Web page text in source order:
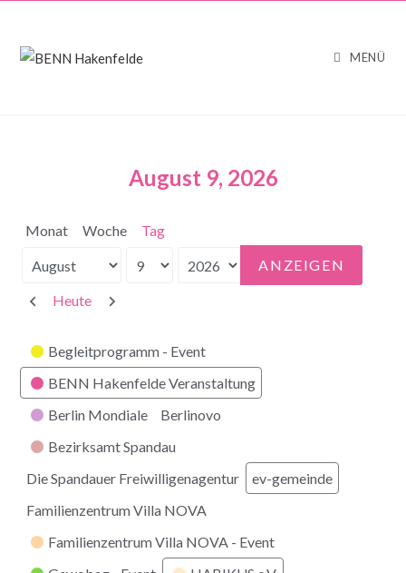
MENÜ
August 9, 2026
Monat Woche Tag
Monat
Tag
Jahr
Zurück
Heute Weiter
Kategorien
Begleitprogramm - Event
BENN Hakenfelde Veranstaltung
Berlin Mondiale
Berlinovo
Bezirksamt Spandau
Die Spandauer Freiwilligenagentur
ev-gemeinde
Familienzentrum Villa NOVA
Familienzentrum Villa NOVA - Event